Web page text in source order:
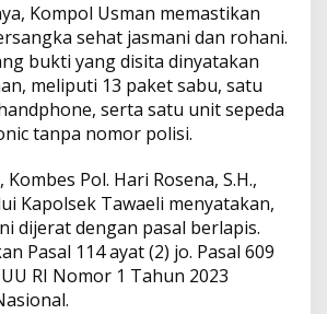
Kompol Usman memastikan
sehat jasmani dan rohani.
bukti yang disita dinyatakan
meliputi 13 paket sabu, satu
serta satu unit sepeda
tanpa nomor polisi.
Pol. Hari Rosena, S.H.,
Kapolsek Tawaeli menyatakan,
dijerat dengan pasal berlapis.
Pasal 114 ayat (2) jo. Pasal 609
RI Nomor 1 Tahun 2023